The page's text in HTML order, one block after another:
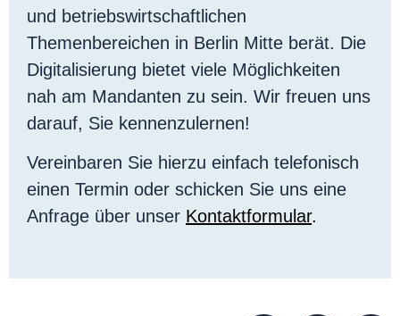
und betriebswirtschaftlichen
Themenbereichen in Berlin Mitte berät. Die
Digitalisierung bietet viele Möglichkeiten
nah am Mandanten zu sein. Wir freuen uns
darauf, Sie kennenzulernen!
Vereinbaren Sie hierzu einfach telefonisch
einen Termin oder schicken Sie uns eine
Anfrage über unser Kontaktformular.